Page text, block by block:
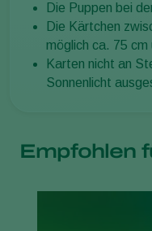
Die Puppen bei
Die Kärtchen
möglich ca. 75
Karten nicht an
Sonnenlicht
Empfohlen